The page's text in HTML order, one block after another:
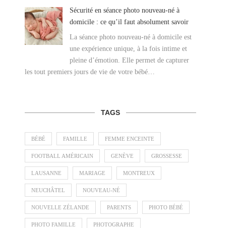
Sécurité en séance photo nouveau-né à
domicile : ce qu’il faut absolument savoir
La séance photo nouveau-né à domicile est
une expérience unique, à la fois intime et
pleine d’émotion. Elle permet de capturer
les tout premiers jours de vie de votre bébé…
TAGS
BÉBÉ FAMILLE FEMME ENCEINTE
FOOTBALL AMÉRICAIN GENÈVE GROSSESSE
LAUSANNE MARIAGE MONTREUX
NEUCHÂTEL NOUVEAU-NÉ
NOUVELLE ZÉLANDE PARENTS PHOTO BÉBÉ
PHOTO FAMILLE PHOTOGRAPHE